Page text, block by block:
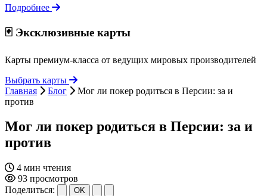
Подробнее
🃏 Эксклюзивные карты
Карты премиум-класса от ведущих мировых производителей
Выбрать карты
Главная
Блог
Мог ли покер родиться в Персии: за и
против
Мог ли покер родиться в Персии: за и
против
4 мин чтения
93 просмотров
Поделиться:
OK